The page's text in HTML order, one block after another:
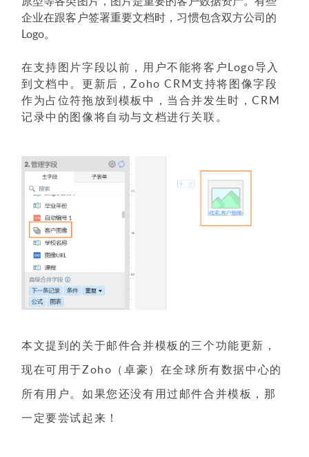
企业在跟客户签署重要文档时，习惯包含双方公司的
Logo。
在支持图片字段以前，用户不能将客户Logo导入
到文档中。更新后，Zoho CRM支持将图像字段
作为占位符拖放到模板中，当合并发生时，CRM
记录中的图像将自动与文档进行关联。
本文提到的关于邮件合并模板的三个功能更新，
现在可用于Zoho（卓豪）在全球所有数据中心的
所有用户。如果您还没有用过邮件合并模板，那
一定要尝试起来！